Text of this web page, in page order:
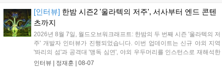
김영만 회장은 10년 만에 재추진되는 이번 시상식이 e스포츠의
성과와 가치를 널리 알리는 권위 있는 행사가 되도록 노력하겠다
고 밝혔습니다....
[인터뷰] 한밤 시즌2 '울라텍의 저주', 서사부터 엔드 콘텐
츠까지
2026년 8월 7일, 월드오브워크래프트: 한밤의 두 번째 시즌 '울라텍의 저
주' 개발자 인터뷰가 진행되었습니다. 이번 업데이트는 신규 야외 지역
'똬리의 섬'과 공격대 '맹독 심연', 야외 우두머리를 인스턴스로 재해석한
'소굴'을 포함합니다. 개발진은 하우징 시스템 개선 및 신화+ 던전 로테이
인터뷰 | 정재훈 | 08-07